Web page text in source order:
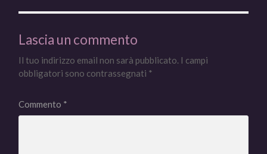
Lascia un commento
Il tuo indirizzo email non sarà pubblicato. I campi
obbligatori sono contrassegnati *
Commento *